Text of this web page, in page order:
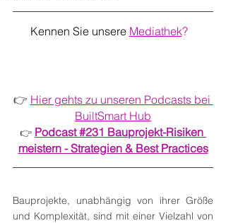
Kennen Sie unsere Mediathek?
👉 Hier gehts zu unseren Podcasts bei
BuiltSmart Hub
👉 Podcast #231 Bauprojekt-Risiken
meistern - Strategien & Best Practices
Bauprojekte, unabhängig von ihrer Größe
und Komplexität, sind mit einer Vielzahl von